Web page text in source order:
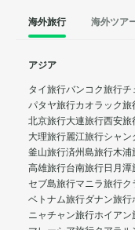
海外旅行 海外ツア
アジア
タイ旅行バンコク旅行チ
パタヤ旅行カオラック旅
北京旅行大連旅行西安旅
大理旅行麗江旅行シャン
釜山旅行済州島旅行木浦
高雄旅行台南旅行日月潭
セブ島旅行マニラ旅行ク
ベトナム旅行ダナン旅行
ニャチャン旅行ホイアン